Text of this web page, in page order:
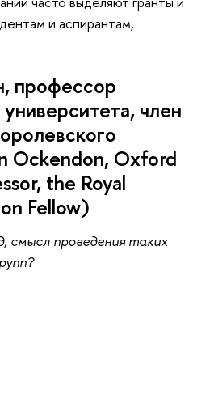
и аспирантам,
профессор
член
Ockendon, Oxford
the Royal
Fellow)
смысл проведения таких